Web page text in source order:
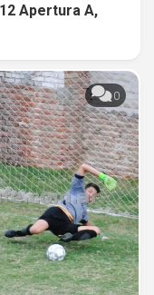
Apertura A,
0